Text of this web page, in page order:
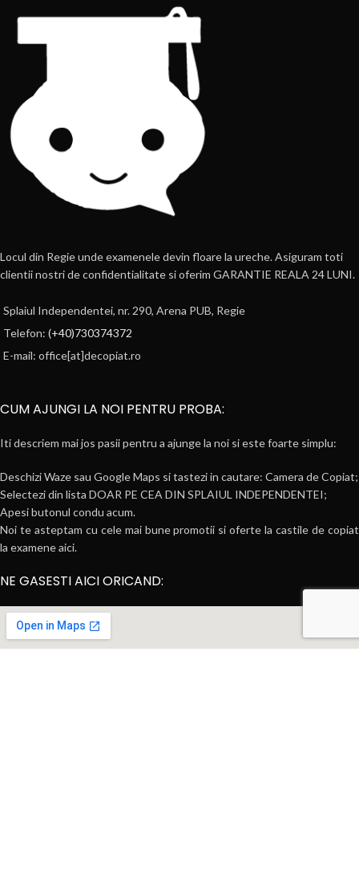
Locul din Regie unde examenele devin floare la ureche. Asiguram toti
clientii nostri de confidentialitate si oferim GARANTIE REALA 24 LUNI.
Splaiul Independentei, nr. 290, Arena PUB, Regie
Telefon: (+40)730374372
E-mail: office[at]decopiat.ro
CUM AJUNGI LA NOI PENTRU PROBA:
Iti descriem mai jos pasii pentru a ajunge la noi si este foarte simplu:
Deschizi Waze sau Google Maps si tastezi in cautare: Camera de Copiat;
Selectezi din lista DOAR PE CEA DIN SPLAIUL INDEPENDENTEI;
Apesi butonul condu acum.
Noi te asteptam cu cele mai bune promotii si oferte la castile de copiat
la examene aici.
NE GASESTI AICI ORICAND: